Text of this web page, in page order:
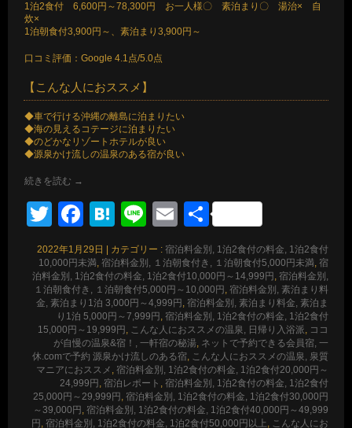
1泊2食付 6,600円～78,300円 お一人様〇 素泊まり〇 湯治× 自
炊×
1泊朝食付3,900円～、素泊まり3,900円～
口コミ評価：Google 4.1点/5.0点
【こんな人におススメ】
◆車で行ける沖縄の離島に泊まりたい
◆海の見えるコテージに泊まりたい
◆のどかなリゾートホテルが良い
◆源泉かけ流しの温泉のある宿が良い
続きを読む →
TwitterFacebook
Hatena
LineEmail
共
有
2022年1月29日 カテゴリー : 宿泊料金別, 1泊2食付の料金, 1泊2食付
10,000円未満, 宿泊料金別, １泊朝食付き, １泊朝食付5,000円未満, 宿
泊料金別, 1泊2食付の料金, 1泊2食付10,000円～14,999円 , 宿泊料金別,
１泊朝食付き, １泊朝食付5,000円～10,000円 , 宿泊料金別, 素泊まり料
金, 素泊まり1泊 3,000円～4,999円 , 宿泊料金別, 素泊まり料金, 素泊ま
り1泊 5,000円～7,999円 , 宿泊料金別, 1泊2食付の料金, 1泊2食付
15,000円～19,999円 , こんな人におススメの温泉, 日帰り入浴派, ココ
が自慢の温泉&宿！, 一軒宿の秘湯, ネットで予約できる会員宿, 一
休.comで予約 源泉かけ流しのある宿, こんな人におススメの温泉, 泉質
マニアにおススメ , 宿泊料金別, 1泊2食付の料金, 1泊2食付20,000円～
24,999円 , 宿泊レポート , 宿泊料金別, 1泊2食付の料金, 1泊2食付
25,000円～29,999円 , 宿泊料金別, 1泊2食付の料金, 1泊2食付30,000円
～39,000円 , 宿泊料金別, 1泊2食付の料金, 1泊2食付40,000円～49,999
円 , 宿泊料金別, 1泊2食付の料金, 1泊2食付50,000円以上, こんな人にお